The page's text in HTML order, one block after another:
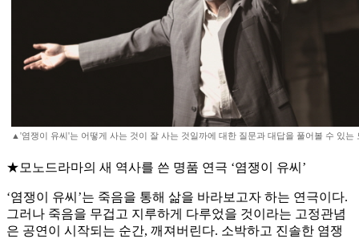
▲'염쟁이 유씨'는 어떻게 사는 것이 잘 사는 것일까에 대한 질문과 대답을 풀어볼 수 있는
★모노드라마의 새 역사를 쓴 명품 연극 ‘염쟁이 유씨’
‘염쟁이 유씨’는 죽음을 통해 삶을 바라보고자 하는 연극이다.
그러나 죽음을 무겁고 지루하게 다루었을 것이라는 고정관념
은 공연이 시작되는 순간, 깨져버린다. 소박하고 진솔한 염쟁